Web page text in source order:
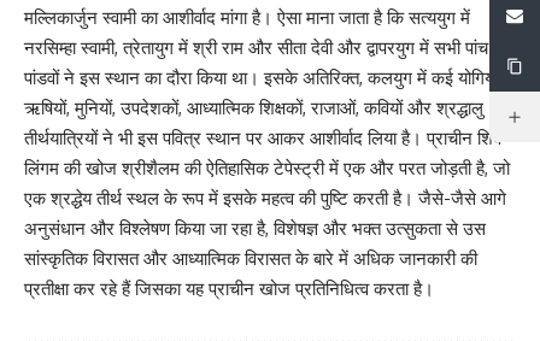
मल्लिकार्जुन स्वामी का आशीर्वाद मांगा है। ऐसा माना जाता है कि सत्ययुग में
नरसिम्हा स्वामी, त्रेतायुग में श्री राम और सीता देवी और द्वापरयुग में सभी पांच
पांडवों ने इस स्थान का दौरा किया था। इसके अतिरिक्त, कलयुग में कई योगियों,
ऋषियों, मुनियों, उपदेशकों, आध्यात्मिक शिक्षकों, राजाओं, कवियों और श्रद्धालु
तीर्थयात्रियों ने भी इस पवित्र स्थान पर आकर आशीर्वाद लिया है। प्राचीन शिव
लिंगम की खोज श्रीशैलम की ऐतिहासिक टेपेस्ट्री में एक और परत जोड़ती है, जो
एक श्रद्धेय तीर्थ स्थल के रूप में इसके महत्व की पुष्टि करती है। जैसे-जैसे आगे
अनुसंधान और विश्लेषण किया जा रहा है, विशेषज्ञ और भक्त उत्सुकता से उस
सांस्कृतिक विरासत और आध्यात्मिक विरासत के बारे में अधिक जानकारी की
प्रतीक्षा कर रहे हैं जिसका यह प्राचीन खोज प्रतिनिधित्व करता है।